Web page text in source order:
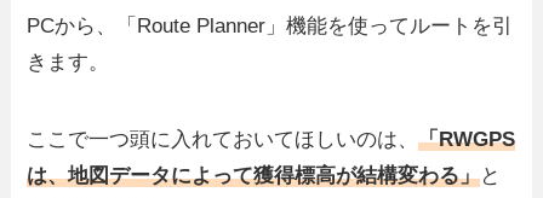
PCから、「Route Planner」機能を使ってルートを引
きます。
ここで一つ頭に入れておいてほしいのは、「RWGPS
は、地図データによって獲得標高が結構変わる」と